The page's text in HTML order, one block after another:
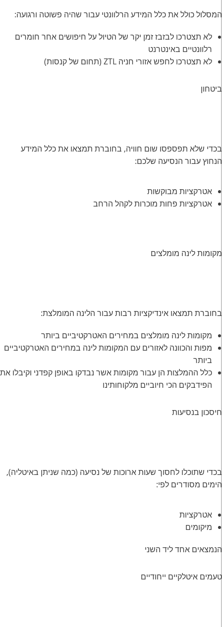
המסלול כולל את כלל המידע הרלוונטי עבור שהיה פשוטה ורגועה:
לא תצטרכו לבזבז זמן יקר של הטיול על חיפושים אחר חומרים
רלוונטיים באינטרנט
לא תצטרכו לחפש אזורי חניה ZTL (תחום של קנסות)
ביטחון
בכדי שלא תפספסו שום חוויה, בחוברת תמצאו את כלל המידע
הנחוץ עבור הנסיעה שלכם:
אטרקציות מבוקשות
אטרקציות פחות מוכרות לקהל הרחב
מקומות לינה מומלצים
בחוברת תמצאו אינדיקציות רבות עבור הלינה המומלצת:
מקומות לינה מומלצים במחירים האטרקטיביים ביותר
מפות והכוונה לאזורים עם המקומות לינה במחירים האטרקטיביים
ביותר
כלל ההמלצות הן עבור מקומות אשר נבדקו באופן קפדני וקיבלו את
הפידבקים הכי חיוביים מלקוחותינו
חיסכון בנסיעות
בכדי שתוכלו לחסוך שעות ארוכות של נסיעה (כמה שניתן באיטליה),
הימים מסודרים לפי:
אטרקציות
מיקומים
הנמצאים אחד ליד השני
טעמים איטלקיים ייחודיים